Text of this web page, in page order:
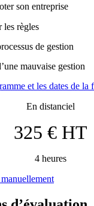
son entreprise
les règles
de gestion
mauvaise gestion
et les dates de la
En distanciel
325 € HT
4 heures